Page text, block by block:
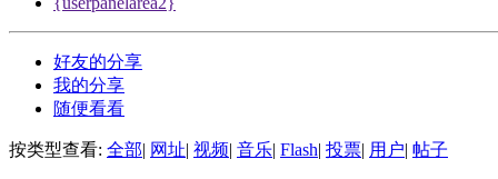
好友的分享
我的分享
随便看看
按类型查看: 全部| 网址| 视频| 音乐| Flash| 投票| 用户| 帖子